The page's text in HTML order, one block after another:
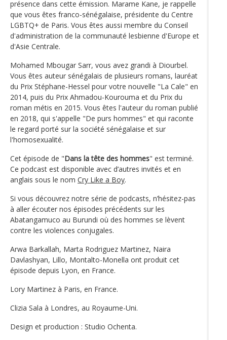
présence dans cette émission. Marame Kane, je rappelle
que vous êtes franco-sénégalaise, présidente du Centre
LGBTQ+ de Paris. Vous êtes aussi membre du Conseil
d'administration de la communauté lesbienne d'Europe et
d'Asie Centrale.
Mohamed Mbougar Sarr, vous avez grandi à Diourbel.
Vous êtes auteur sénégalais de plusieurs romans, lauréat
du Prix Stéphane-Hessel pour votre nouvelle "La Cale" en
2014, puis du Prix Ahmadou-Kourouma et du Prix du
roman métis en 2015. Vous êtes l'auteur du roman publié
en 2018, qui s'appelle "De purs hommes" et qui raconte
le regard porté sur la société sénégalaise et sur
l'homosexualité.
Cet épisode de "Dans la tête des hommes" est terminé.
Ce podcast est disponible avec d’autres invités et en
anglais sous le nom Cry Like a Boy.
Si vous découvrez notre série de podcasts, n’hésitez-pas
à aller écouter nos épisodes précédents sur les
Abatangamuco au Burundi où des hommes se lèvent
contre les violences conjugales.
Arwa Barkallah, Marta Rodriguez Martinez, Naira
Davlashyan, Lillo, Montalto-Monella ont produit cet
épisode depuis Lyon, en France.
Lory Martinez à Paris, en France.
Clizia Sala à Londres, au Royaume-Uni.
Design et production : Studio Ochenta.